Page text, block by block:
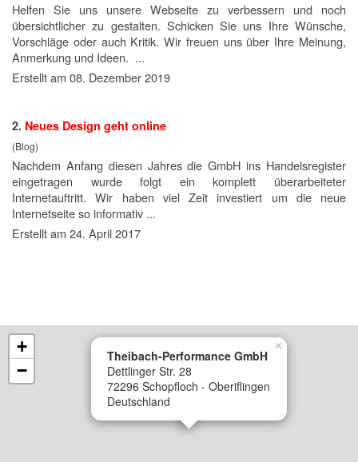
Helfen Sie uns unsere Webseite zu verbessern und noch
übersichtlicher zu gestalten. Schicken Sie uns Ihre Wünsche,
Vorschläge oder auch Kritik. Wir freuen uns über Ihre Meinung,
Anmerkung und Ideen. ...
Erstellt am 08. Dezember 2019
2. Neues Design geht online
(Blog)
Nachdem Anfang diesen Jahres die GmbH ins Handelsregister
eingetragen wurde folgt ein komplett überarbeiteter
Internetauftritt. Wir haben viel Zeit investiert um die neue
Internetseite so informativ ...
Erstellt am 24. April 2017
Theibach-Performance GmbH
Dettlinger Str. 28
72296 Schopfloch - Oberiflingen
Deutschland
×
+
−